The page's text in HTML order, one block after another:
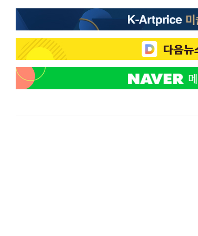
2시간 전 >강릉에 시간당 81.4㎜ 물폭탄…도로 잠기고 담벼락
4시간 전 >
백운산서 80년근 천종산삼 9뿌리 발견…감정가 1.3
5시간 전 >남자 농구, 나고야 아시안게임서 '홈팀' 일본과 한일전
5시간 전 >여수 오동도 해상서 모터보트 전복…1명 사망·1명 실
6시간 전 >
극한폭염 한풀 꺾이지만…'낮 최고 35도' 무더위, 열
날씨]
7시간 전 >축구협회 "압수수색·성접대 논란 사과…쇄신의 기회
10시간 전 >'최고 37도' 폭염 지속…강원동해안 최대 150㎜ 비